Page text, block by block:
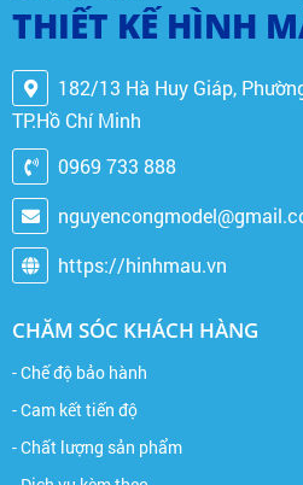
THIẾT KẾ HÌNH
182/13 Hà Huy Giáp,
TP.Hồ Chí Minh
0969 733 888
https://hinhmau.vn
CHĂM SÓC KHÁCH HÀNG
- Chế độ bảo hành
- Cam kết tiến độ
- Chất lượng sản phẩm